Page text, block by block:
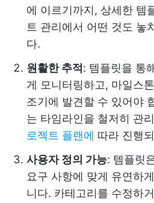
에 이르기까지, 상세한 템
트 관리에서 어떤 것도 놓
다.
원활한 추적 : 템플릿을 통
게 모니터링하고, 마일스
조기에 발견할 수 있어야
는 타임라인을 철저히 관
로젝트 플랜에 따라 진행
사용자 정의 가능: 템플릿
요구 사항에 맞게 유연하
니다. 카테고리를 수정하